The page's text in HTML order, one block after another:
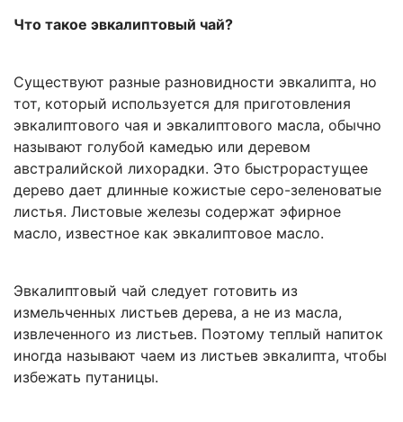
Что такое эвкалиптовый чай?
Существуют разные разновидности эвкалипта, но
тот, который используется для приготовления
эвкалиптового чая и эвкалиптового масла, обычно
называют голубой камедью или деревом
австралийской лихорадки. Это быстрорастущее
дерево дает длинные кожистые серо-зеленоватые
листья. Листовые железы содержат эфирное
масло, известное как эвкалиптовое масло.
Эвкалиптовый чай следует готовить из
измельченных листьев дерева, а не из масла,
извлеченного из листьев. Поэтому теплый напиток
иногда называют чаем из листьев эвкалипта, чтобы
избежать путаницы.